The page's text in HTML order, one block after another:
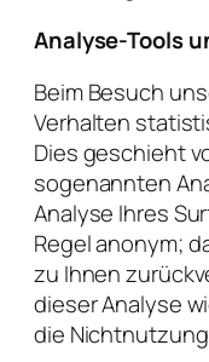
Analyse-Tools
Beim Besuch
Verhalten
Dies geschieht
sogenannten
Analyse Ihres
Regel anonym;
zu Ihnen
dieser Analyse
die